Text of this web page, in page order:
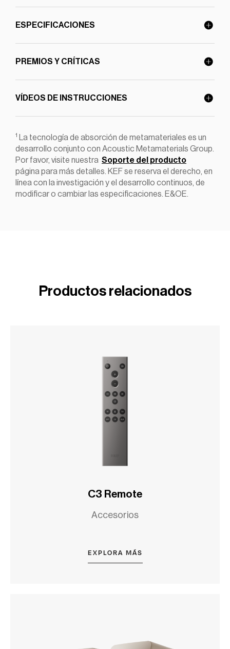
ESPECIFICACIONES
PREMIOS Y CRÍTICAS
VÍDEOS DE INSTRUCCIONES
1
La tecnología de absorción de metamateriales es un
desarrollo conjunto con Acoustic Metamaterials Group.
Por favor, visite nuestra Soporte del producto
página para más detalles. KEF se reserva el derecho, en
línea con la investigación y el desarrollo continuos, de
modificar o cambiar las especificaciones. E&OE.
Productos relacionados
C3 Remote
Accesorios
EXPLORA MÁS